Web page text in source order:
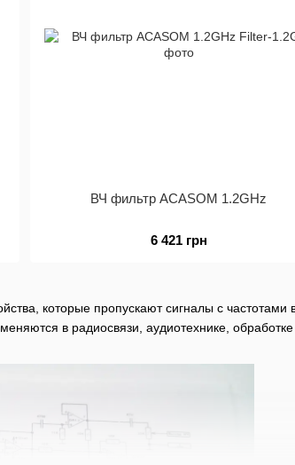
которые пропускают сигналы с
в радиосвязи, аудиотехнике,
ВЧ фильтр ACASOM 1.2GHz
6 421 грн